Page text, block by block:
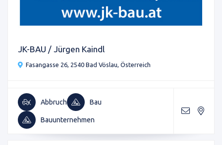
JK-BAU / Jürgen Kaindl
Fasangasse 26, 2540 Bad Vöslau, Österreich
Abbruch Bau
Bauunternehmen